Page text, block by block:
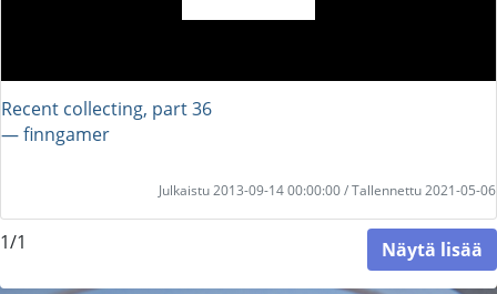
Recent collecting, part 36
― finngamer
Julkaistu 2013-09-14 00:00:00 / Tallennettu 2021-05-06
1/1 Näytä lisää